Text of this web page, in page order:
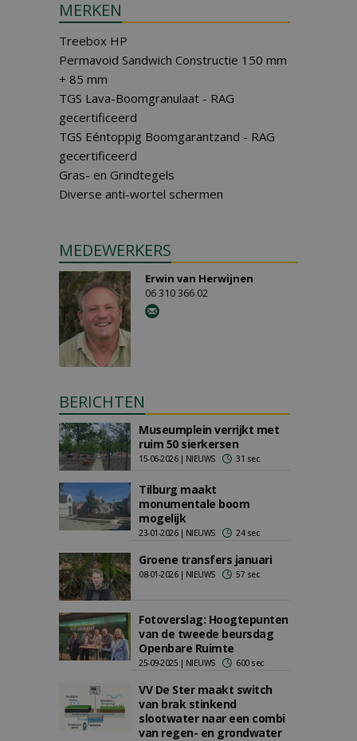
MERKEN
Treebox HP
Permavoid Sandwich Constructie 150 mm
+ 85 mm
TGS Lava-Boomgranulaat - RAG
gecertificeerd
TGS Eéntoppig Boomgarantzand - RAG
gecertificeerd
Gras- en Grindtegels
Diverse anti-wortel schermen
MEDEWERKERS
Erwin van Herwijnen
06 310 366 02
BERICHTEN
Museumplein verrijkt met
ruim 50 sierkersen
15-06-2026 | NIEUWS 31 sec
Tilburg maakt
monumentale boom
mogelijk
23-01-2026 | NIEUWS 24 sec
Groene transfers januari
08-01-2026 | NIEUWS 57 sec
Fotoverslag: Hoogtepunten
van de tweede beursdag
Openbare Ruimte
25-09-2025 | NIEUWS 600 sec
VV De Ster maakt switch
van brak stinkend
slootwater naar een combi
van regen- en grondwater